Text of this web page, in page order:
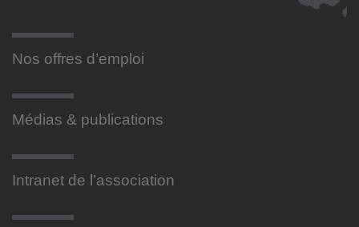
Nos offres d’emploi
Médias & publications
Intranet de l’association